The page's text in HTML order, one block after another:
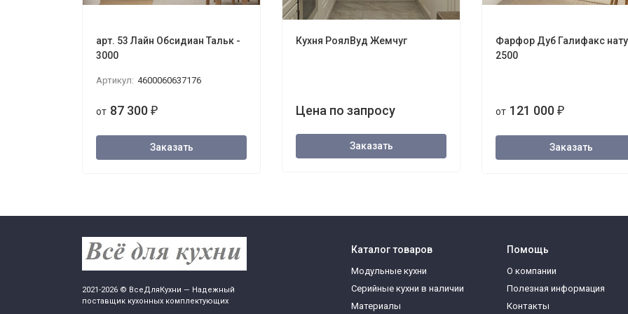
арт. 53 Лайн Обсидиан Тальк -
3000
Артикул: 4600060637176
от 87 300 ₽
Заказать
Кухня РоялВуд Жемчуг
Цена по запросу
Заказать
Фарфор Дуб Галифакс
2500
от 121 000 ₽
Заказать
2021-2026 © ВсеДляКухни — Надежный
поставщик кухонных комплектующих
Каталог товаров
Модульные кухни
Серийные кухни в наличии
Материалы
Помощь
О компании
Полезная информация
Контакты